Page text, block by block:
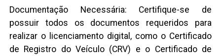
Documentação Necessária: Certifique-se de
possuir todos os documentos requeridos para
realizar o licenciamento digital, como o Certificado
de Registro do Veículo (CRV) e o Certificado de